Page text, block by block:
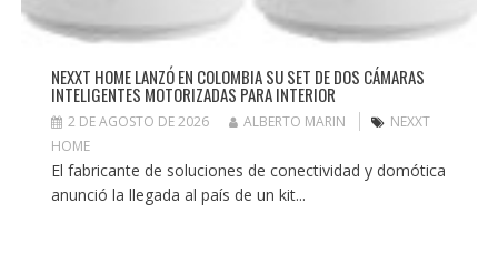
NEXXT HOME LANZÓ EN COLOMBIA SU SET DE DOS CÁMARAS
INTELIGENTES MOTORIZADAS PARA INTERIOR
2 DE AGOSTO DE 2026 ALBERTO MARIN
NEXXT
HOME
El fabricante de soluciones de conectividad y domótica
anunció la llegada al país de un kit...